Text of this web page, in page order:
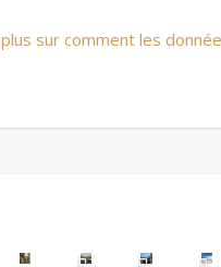
sur comment les